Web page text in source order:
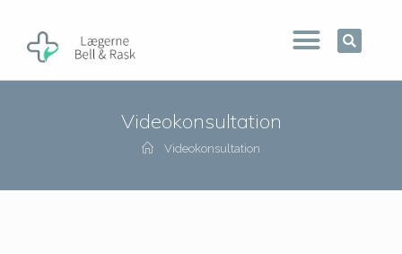
Videokonsultation
Videokonsultation